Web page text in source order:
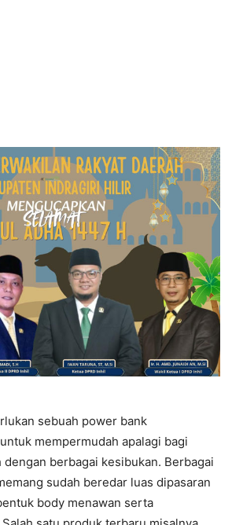
sebuah power bank
mempermudah apalagi bagi
berbagai kesibukan. Berbagai
sudah beredar luas dipasaran
body menawan serta